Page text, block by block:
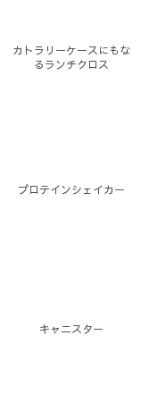
カトラリーケースにもな
るランチクロス
プロテインシェイカー
キャニスター